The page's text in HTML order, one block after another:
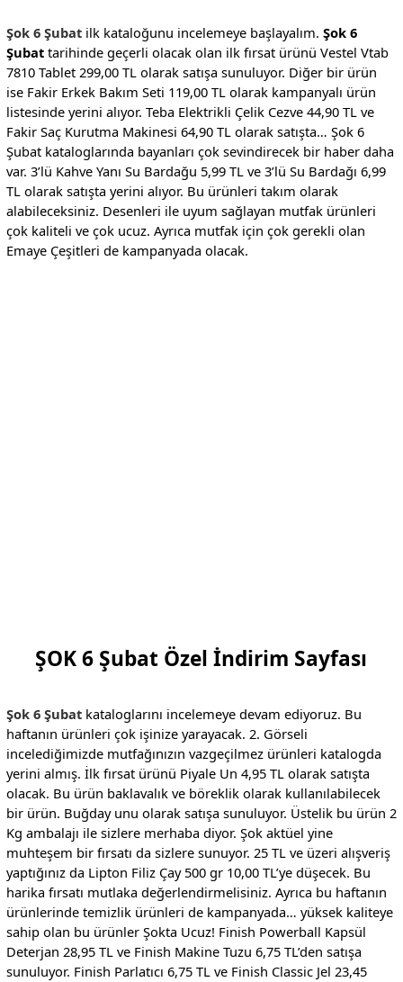
Şok 6 Şubatilk kataloğunu incelemeye başlayalım. Şok 6
Şubattarihinde geçerli olacak olan ilk fırsat ürünü Vestel Vtab
7810 Tablet 299,00 TL olarak satışa sunuluyor. Diğer bir ürün
ise Fakir Erkek Bakım Seti 119,00 TL olarak kampanyalı ürün
listesinde yerini alıyor. Teba Elektrikli Çelik Cezve 44,90 TL ve
Fakir Saç Kurutma Makinesi 64,90 TL olarak satışta… Şok 6
Şubat kataloglarında bayanları çok sevindirecek bir haber daha
var. 3’lü Kahve Yanı Su Bardağu 5,99 TL ve 3’lü Su Bardağı 6,99
TL olarak satışta yerini alıyor. Bu ürünleri takım olarak
alabileceksiniz. Desenleri ile uyum sağlayan mutfak ürünleri
çok kaliteli ve çok ucuz. Ayrıca mutfak için çok gerekli olan
Emaye Çeşitleri de kampanyada olacak.
ŞOK 6 Şubat Özel İndirim Sayfası
Şok 6 Şubatkataloglarını incelemeye devam ediyoruz. Bu
haftanın ürünleri çok işinize yarayacak. 2. Görseli
incelediğimizde mutfağınızın vazgeçilmez ürünleri katalogda
yerini almış. İlk fırsat ürünü Piyale Un 4,95 TL olarak satışta
olacak. Bu ürün baklavalık ve böreklik olarak kullanılabilecek
bir ürün. Buğday unu olarak satışa sunuluyor. Üstelik bu ürün 2
Kg ambalajı ile sizlere merhaba diyor. Şok aktüel yine
muhteşem bir fırsatı da sizlere sunuyor. 25 TL ve üzeri alışveriş
yaptığınız da Lipton Filiz Çay 500 gr 10,00 TL’ye düşecek. Bu
harika fırsatı mutlaka değerlendirmelisiniz. Ayrıca bu haftanın
ürünlerinde temizlik ürünleri de kampanyada… yüksek kaliteye
sahip olan bu ürünler Şokta Ucuz! Finish Powerball Kapsül
Deterjan 28,95 TL ve Finish Makine Tuzu 6,75 TL’den satışa
sunuluyor. Finish Parlatıcı 6,75 TL ve Finish Classic Jel 23,45